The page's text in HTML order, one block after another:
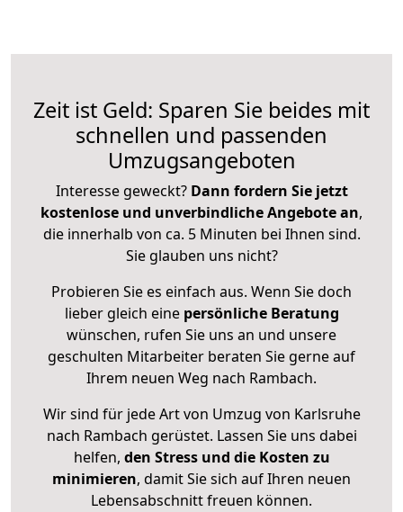
Zeit ist Geld: Sparen Sie beides mit
schnellen und passenden
Umzugsangeboten
Interesse geweckt? Dann fordern Sie jetzt
kostenlose und unverbindliche Angebote an,
die innerhalb von ca. 5 Minuten bei Ihnen sind.
Sie glauben uns nicht?
Probieren Sie es einfach aus. Wenn Sie doch
lieber gleich eine persönliche Beratung
wünschen, rufen Sie uns an und unsere
geschulten Mitarbeiter beraten Sie gerne auf
Ihrem neuen Weg nach Rambach.
Wir sind für jede Art von Umzug von Karlsruhe
nach Rambach gerüstet. Lassen Sie uns dabei
helfen, den Stress und die Kosten zu
minimieren, damit Sie sich auf Ihren neuen
Lebensabschnitt freuen können.